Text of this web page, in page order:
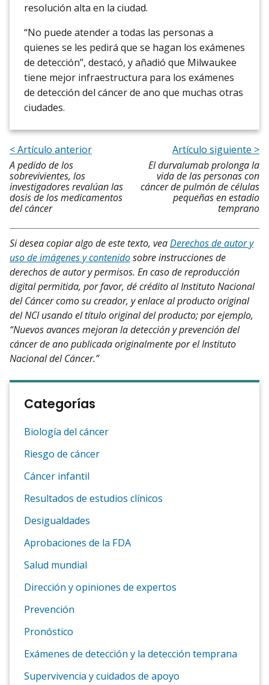
resolución alta en la ciudad.
“No puede atender a todas las personas a
quienes se les pedirá que se hagan los exámenes
de detección”, destacó, y añadió que Milwaukee
tiene mejor infraestructura para los exámenes
de detección del cáncer de ano que muchas otras
ciudades.
< Artículo anterior
A pedido de los
sobrevivientes, los
investigadores revalúan las
dosis de los medicamentos
del cáncer
Artículo siguiente >
El durvalumab prolonga la
vida de las personas con
cáncer de pulmón de células
pequeñas en estadio
temprano
Si desea copiar algo de este texto, veaDerechos de autor y
uso de imágenes y contenidosobre instrucciones de
derechos de autor y permisos. En caso de reproducción
digital permitida, por favor, dé crédito al Instituto Nacional
del Cáncer como su creador, y enlace al producto original
del NCI usando el título original del producto; por ejemplo,
“Nuevos avances mejoran la detección y prevención del
cáncer de ano publicada originalmente por el Instituto
Nacional del Cáncer.”
Categorías
Biología del cáncer
Riesgo de cáncer
Cáncer infantil
Resultados de estudios clínicos
Desigualdades
Aprobaciones de la FDA
Salud mundial
Dirección y opiniones de expertos
Prevención
Pronóstico
Exámenes de detección y la detección temprana
Supervivencia y cuidados de apoyo